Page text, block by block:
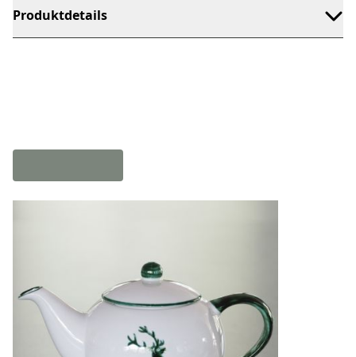
Produktdetails